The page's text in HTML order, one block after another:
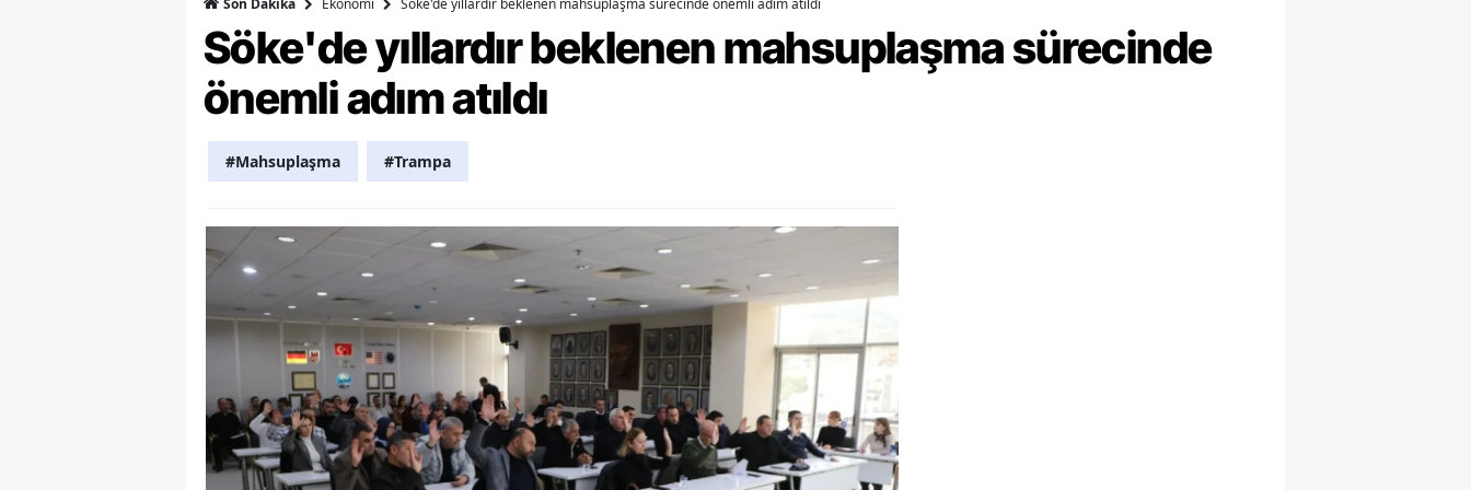
Yalova
Karabük
Düzce
Son Dakika
Söke'de yıllardır beklenen mahsuplaşma sürecinde
önemli adım atıldı
#Mahsuplaşma #Trampa